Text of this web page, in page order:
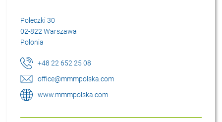
Poleczki 30
02-822 Warszawa
Polonia
+48 22 652 25 08
office@mmmpolska.com
www.mmmpolska.com